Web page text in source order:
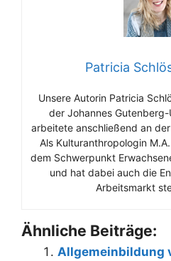
Patricia
Unsere Autorin Patricia
der Johannes
arbeitete anschließend an
Als Kulturanthropologin
dem Schwerpunkt
und hat dabei auch die
Arbeitsmarkt
Ähnliche Beiträge:
Allgemeinbildung